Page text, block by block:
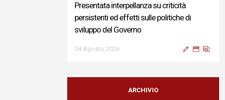
Presentata interpellanza su criticità
persistenti ed effetti sulle politiche di
sviluppo del Governo
04 Agosto 2026
Sigismondi, Liris e Testa: “Profondo
cordoglio e vicinanza al Ministro Roccella e
ARCHIVIO